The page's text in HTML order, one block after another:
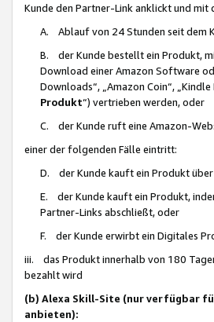
Kunde den Partner-Link anklickt und
A. Ablauf von 24 Stunden seit dem
B. der Kunde bestellt ein Produkt,
Download einer Amazon Software
Downloads“, „Amazon Coin“,
Produkt“) vertrieben werden, oder
C. der Kunde ruft eine Amazon-
einer der folgenden Fälle eintritt:
D. der Kunde kauft ein Produkt
E. der Kunde kauft ein Produkt,
Partner-Links abschließt, oder
F. der Kunde erwirbt ein Digitales
iii. das Produkt innerhalb von 180
bezahlt wird
(b) Alexa Skill-Site (nur verfügbar
anbieten):